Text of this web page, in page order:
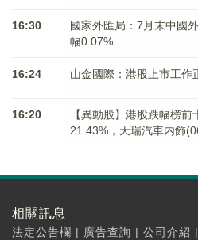
16:30
國家外匯局：7月末中國
幅0.07%
16:24 山金國際：港股上市工作
16:20
【異動股】港股跌幅榜
21.43%，天瑞汽車内飾
相關訊息
法定公告欄 | 廣告查詢 | 公司介紹 |